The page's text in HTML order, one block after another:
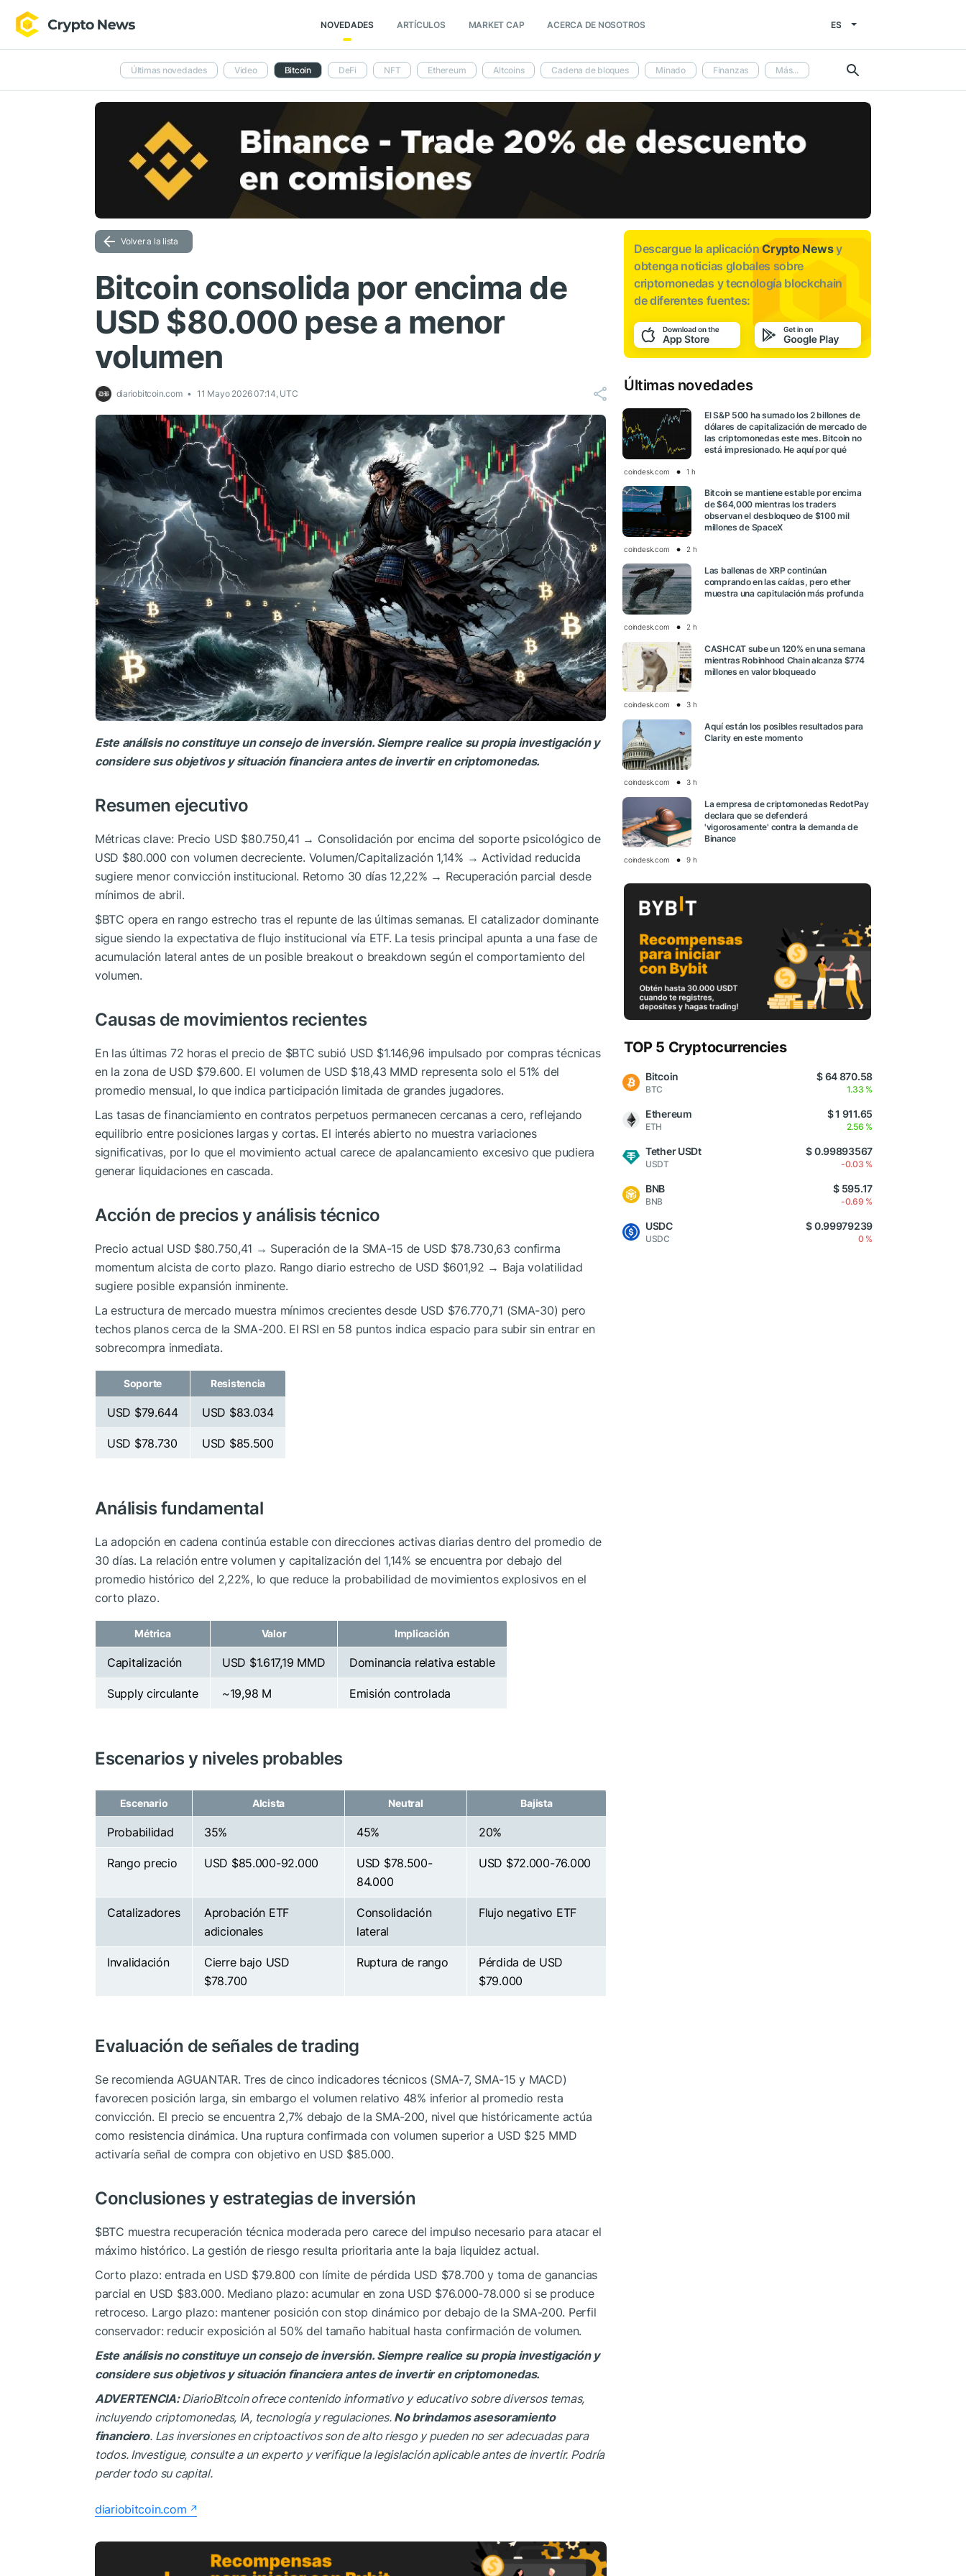
NOVEDADES ARTÍCULOS MARKET CAP ACERCA DE NOSOTROS ES
Últimas novedades Video Bitcoin DeFi NFT Ethereum Altcoins Cadena de bloques Minado Finanzas Más...
Volver a la lista
Bitcoin consolida por encima de
USD $80.000 pese a menor
volumen
diariobitcoin.com 11 Mayo 2026 07:14, UTC
Este análisis no constituye un consejo de inversión. Siempre realice su propia investigación y
considere sus objetivos y situación financiera antes de invertir en criptomonedas.
Resumen ejecutivo
Métricas clave: Precio USD $80.750,41 → Consolidación por encima del soporte psicológico de
USD $80.000 con volumen decreciente. Volumen/Capitalización 1,14% → Actividad reducida
sugiere menor convicción institucional. Retorno 30 días 12,22% → Recuperación parcial desde
mínimos de abril.
$BTC opera en rango estrecho tras el repunte de las últimas semanas. El catalizador dominante
sigue siendo la expectativa de flujo institucional vía ETF. La tesis principal apunta a una fase de
acumulación lateral antes de un posible breakout o breakdown según el comportamiento del
volumen.
Causas de movimientos recientes
En las últimas 72 horas el precio de $BTC subió USD $1.146,96 impulsado por compras técnicas
en la zona de USD $79.600. El volumen de USD $18,43 MMD representa solo el 51% del
promedio mensual, lo que indica participación limitada de grandes jugadores.
Las tasas de financiamiento en contratos perpetuos permanecen cercanas a cero, reflejando
equilibrio entre posiciones largas y cortas. El interés abierto no muestra variaciones
significativas, por lo que el movimiento actual carece de apalancamiento excesivo que pudiera
generar liquidaciones en cascada.
Acción de precios y análisis técnico
Precio actual USD $80.750,41 → Superación de la SMA-15 de USD $78.730,63 confirma
momentum alcista de corto plazo. Rango diario estrecho de USD $601,92 → Baja volatilidad
sugiere posible expansión inminente.
La estructura de mercado muestra mínimos crecientes desde USD $76.770,71 (SMA-30) pero
techos planos cerca de la SMA-200. El RSI en 58 puntos indica espacio para subir sin entrar en
sobrecompra inmediata.
Soporte Resistencia
USD $79.644 USD $83.034
USD $78.730 USD $85.500
Análisis fundamental
La adopción en cadena continúa estable con direcciones activas diarias dentro del promedio de
30 días. La relación entre volumen y capitalización del 1,14% se encuentra por debajo del
promedio histórico del 2,22%, lo que reduce la probabilidad de movimientos explosivos en el
corto plazo.
Métrica Valor Implicación
Capitalización USD $1.617,19 MMD Dominancia relativa estable
Supply circulante ~19,98 M Emisión controlada
Escenarios y niveles probables
Escenario Alcista Neutral Bajista
Probabilidad 35% 45% 20%
Rango precio USD $85.000-92.000
USD $78.500-
84.000
USD $72.000-76.000
Catalizadores
Aprobación ETF
adicionales
Consolidación
lateral
Flujo negativo ETF
Invalidación
Cierre bajo USD
$78.700
Ruptura de rango
Pérdida de USD
$79.000
Evaluación de señales de trading
Se recomienda AGUANTAR. Tres de cinco indicadores técnicos (SMA-7, SMA-15 y MACD)
favorecen posición larga, sin embargo el volumen relativo 48% inferior al promedio resta
convicción. El precio se encuentra 2,7% debajo de la SMA-200, nivel que históricamente actúa
como resistencia dinámica. Una ruptura confirmada con volumen superior a USD $25 MMD
activaría señal de compra con objetivo en USD $85.000.
Conclusiones y estrategias de inversión
$BTC muestra recuperación técnica moderada pero carece del impulso necesario para atacar el
máximo histórico. La gestión de riesgo resulta prioritaria ante la baja liquidez actual.
Corto plazo: entrada en USD $79.800 con límite de pérdida USD $78.700 y toma de ganancias
parcial en USD $83.000. Mediano plazo: acumular en zona USD $76.000-78.000 si se produce
retroceso. Largo plazo: mantener posición con stop dinámico por debajo de la SMA-200. Perfil
conservador: reducir exposición al 50% del tamaño habitual hasta confirmación de volumen.
Este análisis no constituye un consejo de inversión. Siempre realice su propia investigación y
considere sus objetivos y situación financiera antes de invertir en criptomonedas.
ADVERTENCIA:DiarioBitcoin ofrece contenido informativo y educativo sobre diversos temas,
incluyendo criptomonedas, IA, tecnología y regulaciones. No brindamos asesoramiento
financiero. Las inversiones en criptoactivos son de alto riesgo y pueden no ser adecuadas para
todos. Investigue, consulte a un experto y verifique la legislación aplicable antes de invertir. Podría
perder todo su capital.
diariobitcoin.com
Descargue la aplicaciónCrypto Newsy
obtenga noticias globales sobre
criptomonedas y tecnología blockchain
de diferentes fuentes:
Últimas novedades
El S&P 500 ha sumado los 2 billones de
dólares de capitalización de mercado de
las criptomonedas este mes. Bitcoin no
está impresionado. He aquí por qué
coindesk.com 1 h
Bitcoin se mantiene estable por encima
de $64,000 mientras los traders
observan el desbloqueo de $100 mil
millones de SpaceX
coindesk.com 2 h
Las ballenas de XRP continúan
comprando en las caídas, pero ether
muestra una capitulación más profunda
coindesk.com 2 h
CASHCAT sube un 120% en una semana
mientras Robinhood Chain alcanza $774
millones en valor bloqueado
coindesk.com 3 h
Aquí están los posibles resultados para
Clarity en este momento
coindesk.com 3 h
La empresa de criptomonedas RedotPay
declara que se defenderá
'vigorosamente' contra la demanda de
Binance
coindesk.com 9 h
TOP 5 Cryptocurrencies
Bitcoin
BTC
$ 64 870.58
1.33 %
Ethereum
ETH
$ 1 911.65
2.56 %
Tether USDt
USDT
$ 0.99893567
-0.03 %
BNB
BNB
$ 595.17
-0.69 %
USDC
USDC
$ 0.99979239
0 %